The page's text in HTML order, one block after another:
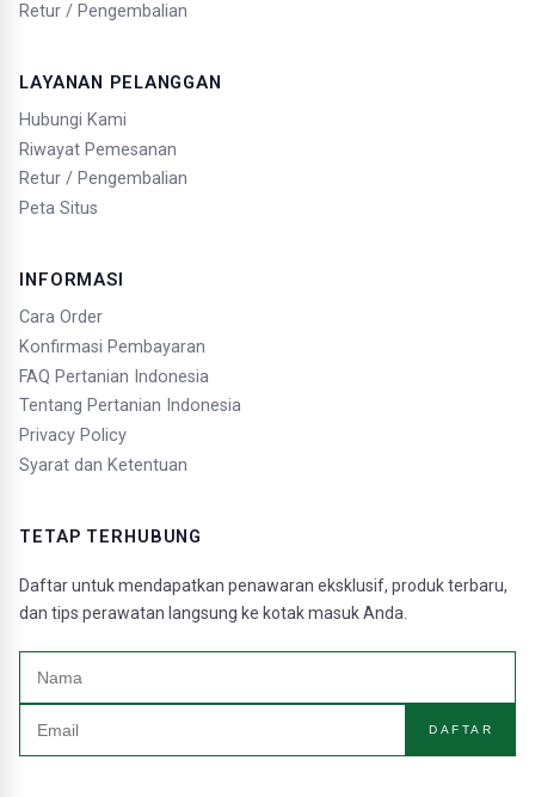
Retur / Pengembalian
LAYANAN PELANGGAN
Hubungi Kami
Riwayat Pemesanan
Retur / Pengembalian
Peta Situs
INFORMASI
Cara Order
Konfirmasi Pembayaran
FAQ Pertanian Indonesia
Tentang Pertanian Indonesia
Privacy Policy
Syarat dan Ketentuan
TETAP TERHUBUNG
Daftar untuk mendapatkan penawaran eksklusif, produk terbaru,
dan tips perawatan langsung ke kotak masuk Anda.
DAFTAR